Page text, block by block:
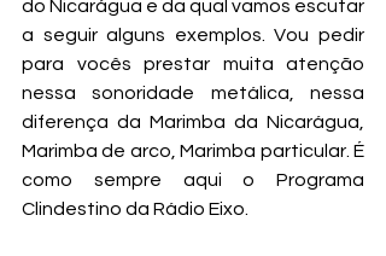
do Nicarágua e da qual vamos escutar
a seguir alguns exemplos. Vou pedir
para vocês prestar muita atenção
nessa sonoridade metálica, nessa
diferença da Marimba da Nicarágua,
Marimba de arco, Marimba particular. É
como sempre aqui o Programa
Clindestino da Rádio Eixo.